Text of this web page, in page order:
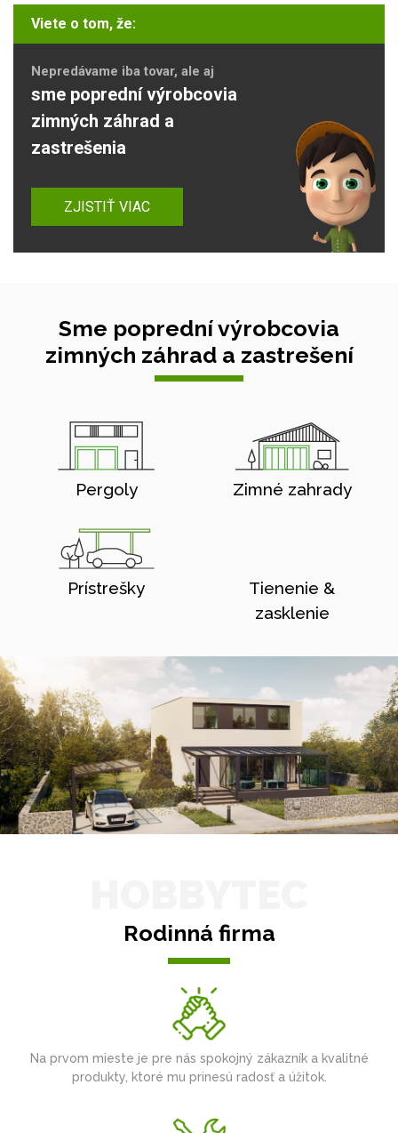
Viete o tom, že:
Nepredávame iba tovar, ale aj
sme poprední výrobcovia
zimných záhrad a
zastrešenia
ZJISTIŤ VIAC
Sme poprední výrobcovia
zimných záhrad a zastrešení
Pergoly Zimné zahrady
Prístrešky
Tienenie &
zasklenie
Rodinná firma
Na prvom mieste je pre nás spokojný zákazník a kvalitné
produkty, ktoré mu prinesú radosť a úžitok.